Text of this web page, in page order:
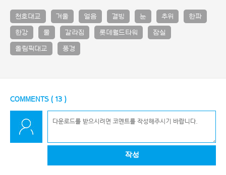
천호대교 겨울 얼음 결빙 눈 추위 한파
한강 물 갈라짐 롯데월드타워 잠실
올림픽대교 풍경
COMMENTS ( 13 )
작성